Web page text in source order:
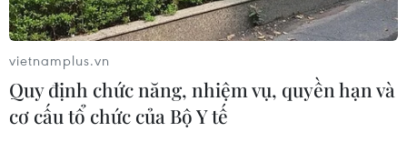
vietnamplus.vn
Quy định chức năng, nhiệm vụ, quyền hạn và
cơ cấu tổ chức của Bộ Y tế